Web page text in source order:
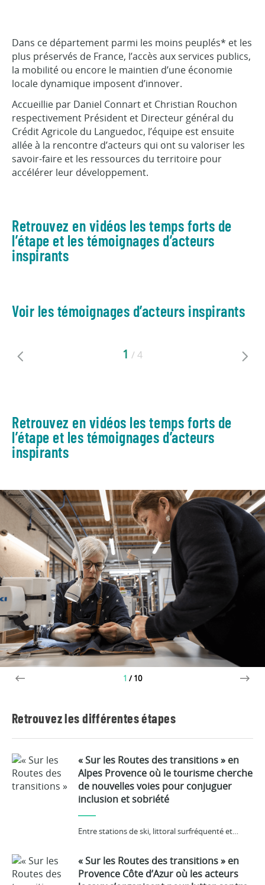
Dans ce département parmi les moins peuplés* et les
plus préservés de France, l’accès aux services publics,
la mobilité ou encore le maintien d’une économie
locale dynamique imposent d’innover.
Accueillie par Daniel Connart et Christian Rouchon
respectivement Président et Directeur général du
Crédit Agricole du Languedoc, l’équipe est ensuite
allée à la rencontre d’acteurs qui ont su valoriser les
savoir-faire et les ressources du territoire pour
accélérer leur développement.
Retrouvez en vidéos les temps forts de
l’étape et les témoignages d’acteurs
inspirants
Voir les témoignages d’acteurs inspirants
1 / 4
Retrouvez en vidéos les temps forts de
l’étape et les témoignages d’acteurs
inspirants
1 /10
Retrouvez les différentes étapes
« Sur les Routes des transitions » en
Alpes Provence où le tourisme cherche
de nouvelles voies pour conjuguer
inclusion et sobriété
Entre stations de ski, littoral surfréquenté et…
« Sur les Routes des transitions » en
Provence Côte d’Azur où les acteurs